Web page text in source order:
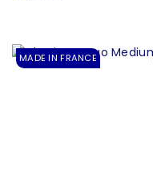
MADE IN FRANCE